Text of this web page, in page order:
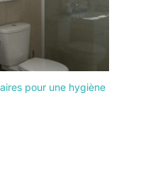
pour une hygiène